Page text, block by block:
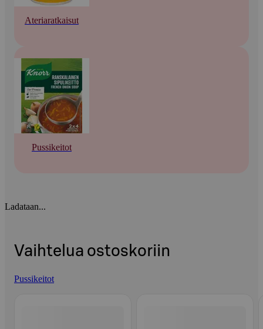
Ateriaratkaisut
Pussikeitot
Ladataan...
Vaihtelua ostoskoriin
Pussikeitot